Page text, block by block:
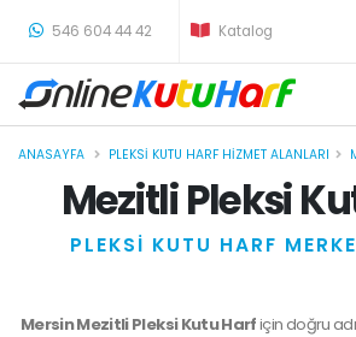
546 604 44 42 Katalog
ANASAYFA PLEKSI KUTU HARF HIZMET ALANLARI
Mezitli Pleksi
PLEKSİ KUTU HARF
Mersin Mezitli Pleksi Kutu Harfiçin doğru